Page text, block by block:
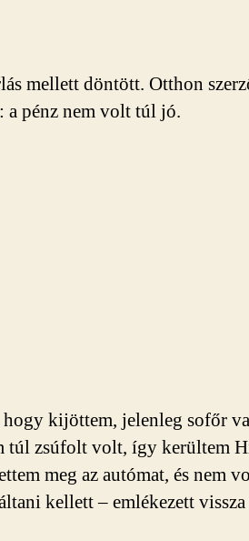
mellett döntött. Otthon
pénz nem volt túl jó.
kijöttem, jelenleg sofőr
túl zsúfolt volt, így kerültem
meg az autómat, és nem
kellett – emlékezett